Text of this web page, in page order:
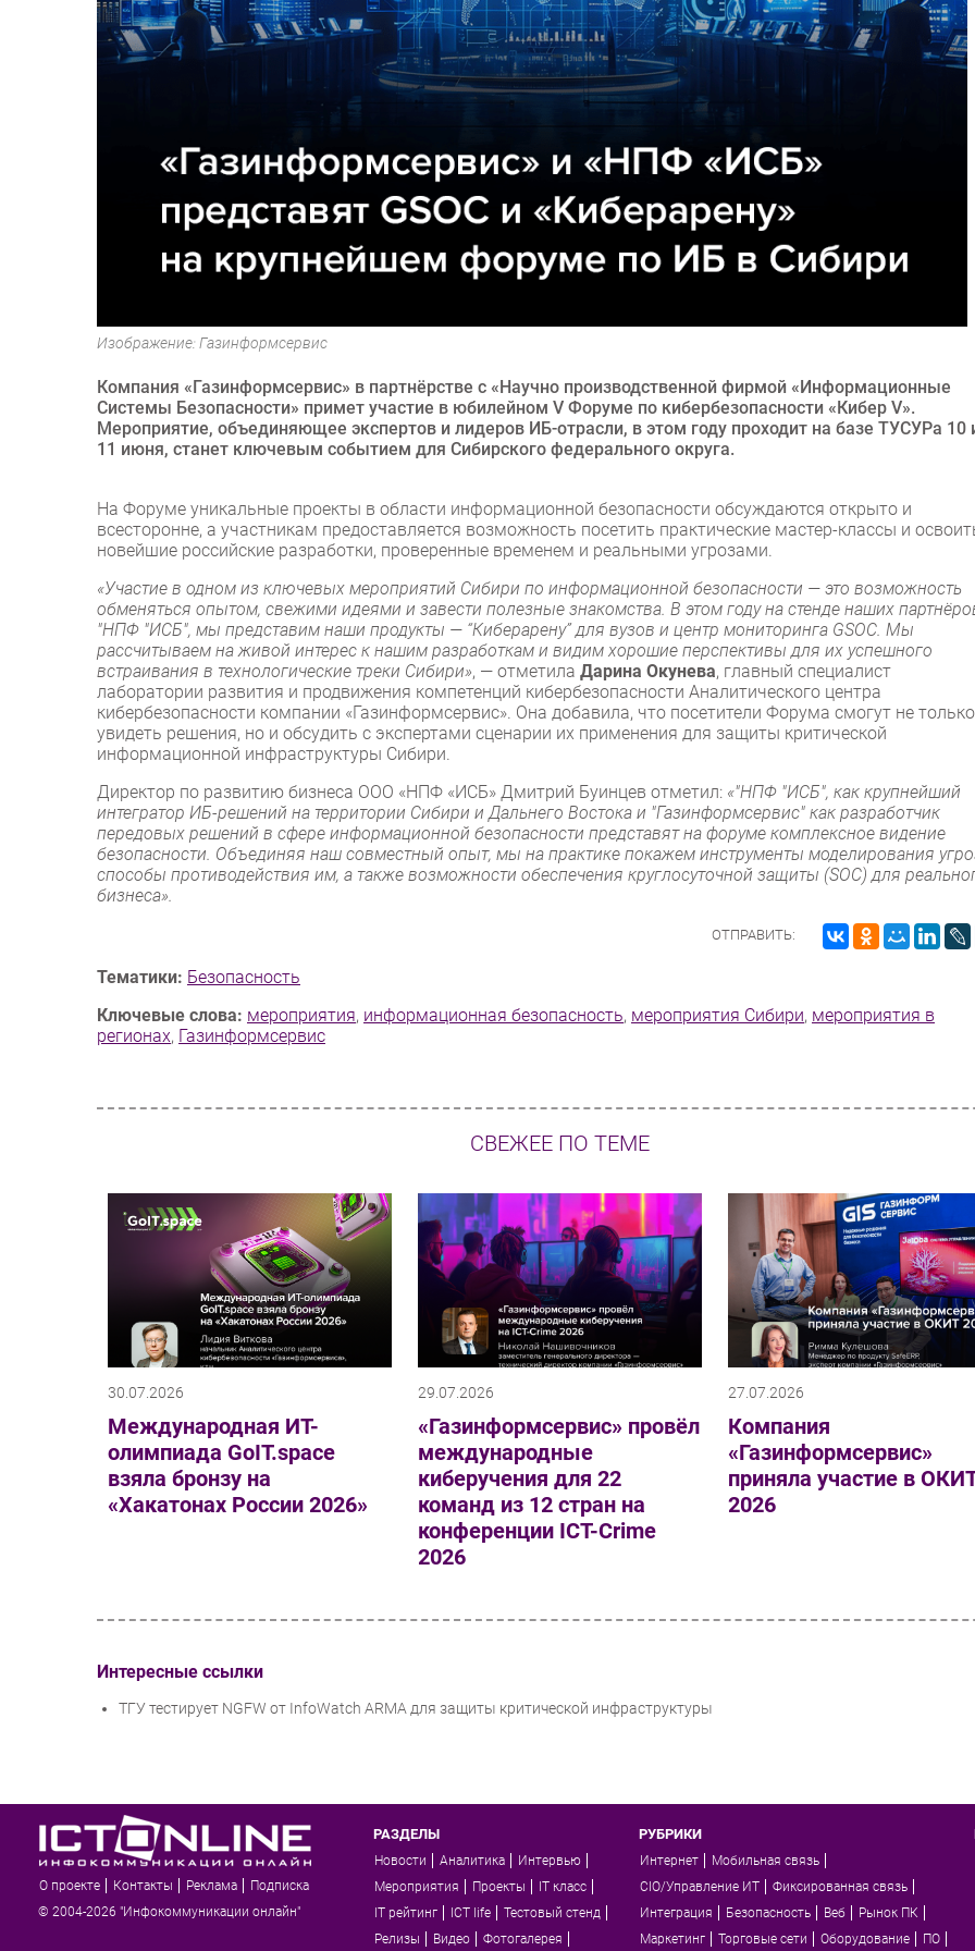
Изображение: Газинформсервис
Компания «Газинформсервис» в партнёрстве с «Научно производственной фирмой «Информационные
Системы Безопасности» примет участие в юбилейном V Форуме по кибербезопасности «Кибер V».
Мероприятие, объединяющее экспертов и лидеров ИБ-отрасли, в этом году проходит на базе ТУСУРа 10
11 июня, станет ключевым событием для Сибирского федерального округа.
На Форуме уникальные проекты в области информационной безопасности обсуждаются открыто и
всесторонне, а участникам предоставляется возможность посетить практические мастер-классы и
новейшие российские разработки, проверенные временем и реальными угрозами.
«Участие в одном из ключевых мероприятий Сибири по информационной безопасности — это возможность
обменяться опытом, свежими идеями и завести полезные знакомства. В этом году на стенде наших
"НПФ "ИСБ", мы представим наши продукты — “Киберарену” для вузов и центр мониторинга GSOC. Мы
рассчитываем на живой интерес к нашим разработкам и видим хорошие перспективы для их успешного
встраивания в технологические треки Сибири», — отметила Дарина Окунева, главный специалист
лаборатории развития и продвижения компетенций кибербезопасности Аналитического центра
кибербезопасности компании «Газинформсервис». Она добавила, что посетители Форума смогут не только
увидеть решения, но и обсудить с экспертами сценарии их применения для защиты критической
информационной инфраструктуры Сибири.
Директор по развитию бизнеса ООО «НПФ «ИСБ» Дмитрий Буинцев отметил: «"НПФ "ИСБ", как крупнейший
интегратор ИБ-решений на территории Сибири и Дальнего Востока и "Газинформсервис" как разработчик
передовых решений в сфере информационной безопасности представят на форуме комплексное видение
безопасности. Объединяя наш совместный опыт, мы на практике покажем инструменты моделирования
способы противодействия им, а также возможности обеспечения круглосуточной защиты (SOC) для
бизнеса».
ОТПРАВИТЬ:
Тематики: Безопасность
Ключевые слова: мероприятия, информационная безопасность, мероприятия Сибири, мероприятия в
регионах, Газинформсервис
СВЕЖЕЕ ПО ТЕМЕ
30.07.2026
Международная ИТ-
олимпиада GoIT.space
взяла бронзу на
«Хакатонах России 2026»
29.07.2026
«Газинформсервис» провёл
международные
киберучения для 22
команд из 12 стран на
конференции ICT-Crime
2026
27.07.2026
Компания
«Газинформсервис»
приняла участие в
2026
Интересные ссылки
ТГУ тестирует NGFW от InfoWatch ARMA для защиты критической инфраструктуры
О проекте Контакты Реклама
Подписка
© 2004-2026 "Инфокоммуникации онлайн"
РАЗДЕЛЫ
Новости Аналитика
Интервью
Мероприятия
Проекты
IT класс
IT рейтинг
ICT life
Тестовый стенд
Релизы
Видео Фотогалерея
РУБРИКИ
Интернет
Мобильная связь
CIO/Управление ИТ
Фиксированная связь
Интеграция
Безопасность Веб
Рынок ПК
Маркетинг
Торговые сети Оборудование ПО